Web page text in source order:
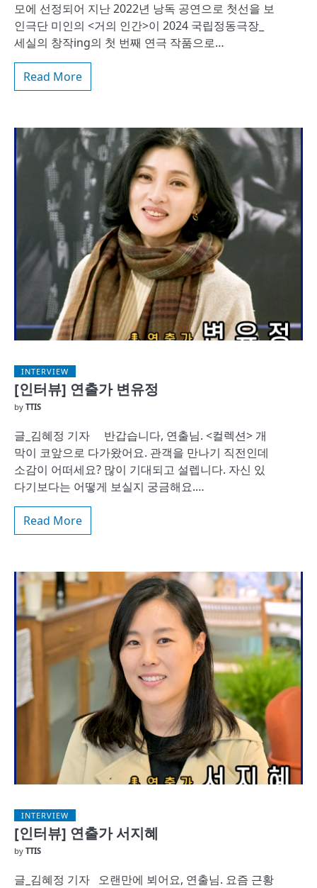
모에 선정되어 지난 2022년 낭독 공연으로 첫선을 보
인극단 미인의 <거의 인간>이 2024 국립정동극장_
세실의 창작ing의 첫 번째 연극 작품으로…
Read More
INTERVIEW
[인터뷰] 연출가 변유정
by TTIS
글_김혜정 기자 반갑습니다, 연출님. <컬렉션> 개
막이 코앞으로 다가왔어요. 관객을 만나기 직전인데
소감이 어떠세요? 많이 기대되고 설렙니다. 자신 있
다기보다는 어떻게 보실지 궁금해요.…
Read More
INTERVIEW
[인터뷰] 연출가 서지혜
by TTIS
글_김혜정 기자 오랜만에 뵈어요, 연출님. 요즘 근황